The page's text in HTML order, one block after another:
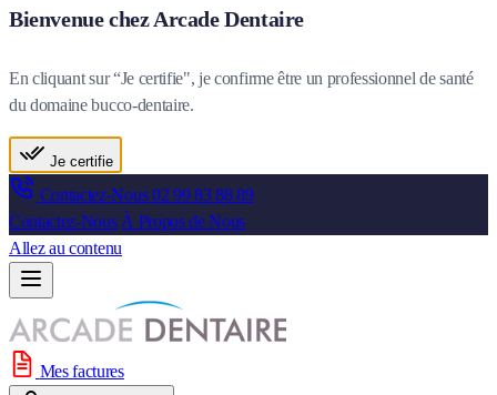
Bienvenue chez Arcade Dentaire
En cliquant sur “Je certifie", je confirme être un professionnel de santé
du domaine bucco-dentaire.
Je certifie
Contactez-Nous02 99 83 88 89
Contactez-Nous À Propos de Nous
Allez au contenu
Mes factures